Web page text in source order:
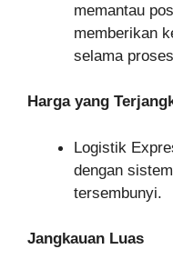
memantau
memberikan
selama
Harga yang
Logistik
dengan
tersembunyi.
Jangkauan Luas